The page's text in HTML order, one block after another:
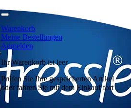
Warenkorb
Meine Bestellungen
Anmelden
Ihr Warenkorb ist leer
Prüfen Sie Ihre gespeicherten Artikel
oder fahren Sie mit dem Einkauf fort